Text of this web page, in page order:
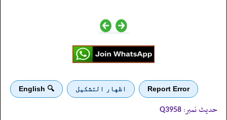
Report Error اظهار التشكيل 🔍 English
حدیث نمبر: Q3958